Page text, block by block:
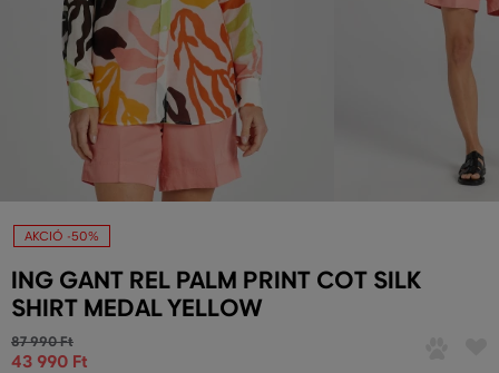
AKCIÓ -50%
ING GANT REL PALM PRINT COT SILK
SHIRT MEDAL YELLOW
87 990 Ft
43 990 Ft